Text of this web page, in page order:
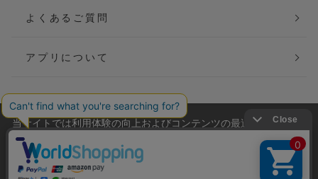
よくあるご質問
アプリについて
会社概要
ご利用規約
当サイトでは利用体験の向上およびコンテンツの最適な提供、ト
ラフィックの分析を目的としてCookieを使用しています。
サイトの閲覧を継続された場合、Cookieの利用に同意したことも
のといたします。